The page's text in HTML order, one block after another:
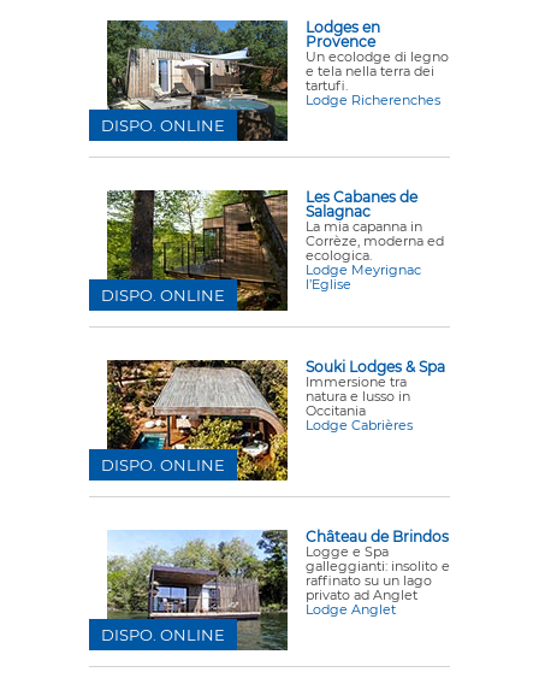
Lodges en
Provence
Un ecolodge di legno
e tela nella terra dei
tartufi.
Lodge Richerenches
DISPO. ONLINE
Les Cabanes de
Salagnac
La mia capanna in
Corrèze, moderna ed
ecologica.
Lodge Meyrignac
l’Eglise
DISPO. ONLINE
Souki Lodges & Spa
Immersione tra
natura e lusso in
Occitania
Lodge Cabrières
DISPO. ONLINE
Château de Brindos
Logge e Spa
galleggianti: insolito e
raffinato su un lago
privato ad Anglet
Lodge Anglet
DISPO. ONLINE